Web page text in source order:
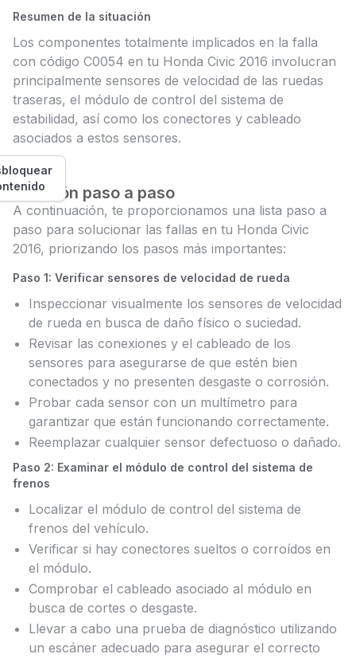
Resumen de la situación
Los componentes totalmente implicados en la falla
con código C0054 en tu Honda Civic 2016 involucran
principalmente sensores de velocidad de las ruedas
traseras, el módulo de control del sistema de
estabilidad, así como los conectores y cableado
asociados a estos sensores.
Solución paso a paso
A continuación, te proporcionamos una lista paso a
paso para solucionar las fallas en tu Honda Civic
2016, priorizando los pasos más importantes:
Paso 1: Verificar sensores de velocidad de rueda
Inspeccionar visualmente los sensores de velocidad
de rueda en busca de daño físico o suciedad.
Revisar las conexiones y el cableado de los
sensores para asegurarse de que estén bien
conectados y no presenten desgaste o corrosión.
Probar cada sensor con un multímetro para
garantizar que están funcionando correctamente.
Reemplazar cualquier sensor defectuoso o dañado.
Paso 2: Examinar el módulo de control del sistema de
frenos
Localizar el módulo de control del sistema de
frenos del vehículo.
Verificar si hay conectores sueltos o corroídos en
el módulo.
Comprobar el cableado asociado al módulo en
busca de cortes o desgaste.
Llevar a cabo una prueba de diagnóstico utilizando
un escáner adecuado para asegurar el correcto